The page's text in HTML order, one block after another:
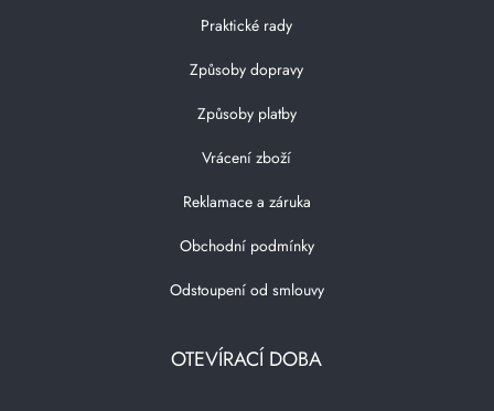
Praktické rady
Způsoby dopravy
Způsoby platby
Vrácení zboží
Reklamace a záruka
Obchodní podmínky
Odstoupení od smlouvy
OTEVÍRACÍ DOBA